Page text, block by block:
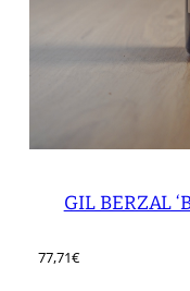
GIL BERZAL
77,71€